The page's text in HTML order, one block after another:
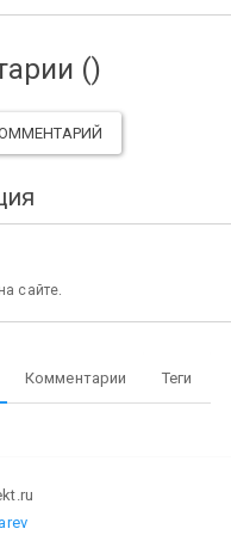
()
сайте.
Комментарии Теги